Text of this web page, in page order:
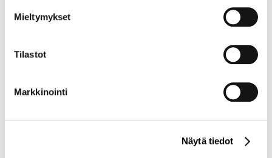
Mieltymykset
Tilastot
Markkinointi
Näytä tiedot